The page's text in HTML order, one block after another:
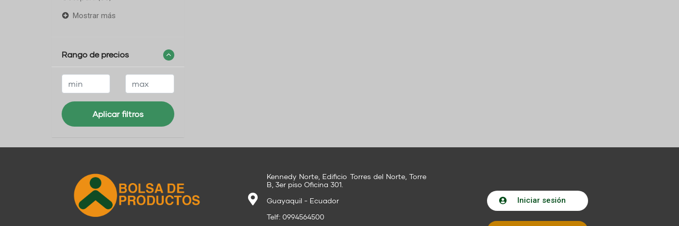
Mostrar más
Rango de precios
Aplicar filtros
Kennedy Norte, Edificio Torres del Norte, Torre
B, 3er piso Oficina 301.
Guayaquil - Ecuador
Telf: 0994564500
Iniciar sesión